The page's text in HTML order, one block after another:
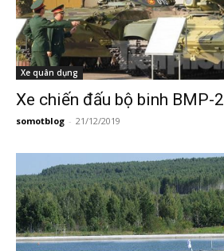
Xe quân dụng
Xe chiến đấu bộ binh BMP-2
somotblog - 21/12/2019